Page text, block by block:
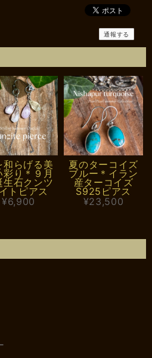
通報する
和らげる美
彩り＊９月
生石クンツ
トピアス
¥6,900
夏のターコイズ
ブルー＊イラン
産ターコイズ
S925ピアス
¥23,500